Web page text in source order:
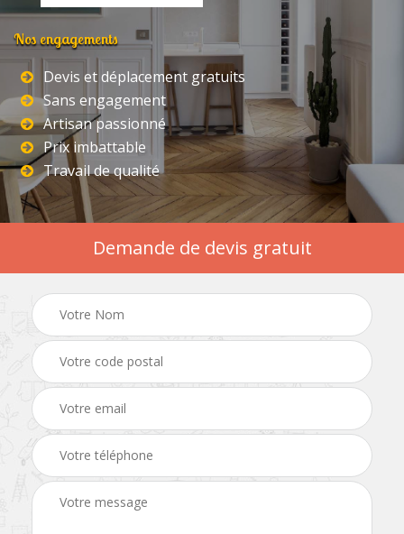
Nos engagements
Devis et déplacement gratuits
Sans engagement
Artisan passionné
Prix imbattable
Travail de qualité
Demande de devis gratuit